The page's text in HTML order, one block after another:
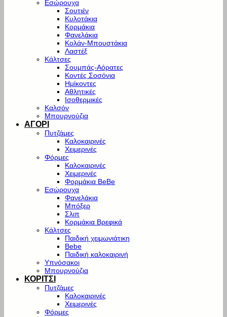
Εσώρουχα
Σουτιέν
Κυλοτάκια
Κορμάκια
Φανελάκια
Κολάν-Μπουστάκια
Λαστέξ
Κάλτσες
Σουμπάς-Αόρατες
Κοντές Σοσόνια
Ημίκοντες
Αθλητικές
Ισοθερμικές
Καλσόν
Μπουρνούζια
ΑΓΟΡΙ
Πυτζάμες
Καλοκαιρινές
Χειμερινές
Φόρμες
Καλοκαιρινές
Χειμερινές
Φορμάκια BeBe
Εσώρουχα
Φανελάκια
Μπόξερ
Σλιπ
Κορμάκια Βρεφικά
Κάλτσες
Παιδική χειμωνιάτικη
Bebe
Παιδική καλοκαιρινή
Υπνόσακοι
Μπουρνούζια
ΚΟΡΙΤΣΙ
Πυτζάμες
Καλοκαιρινές
Χειμερινές
Φόρμες